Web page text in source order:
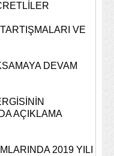
VE
DEVAM
AÇIKLAMA
2019 YILI